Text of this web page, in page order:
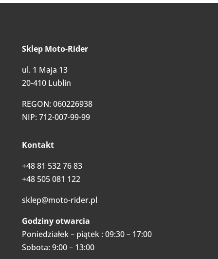
Sklep Moto-Rider
ul. 1 Maja 13
20-410 Lublin
REGON: 060226938
NIP: 712-007-99-99
Kontakt
+48 81 532 76 83
+48 505 081 122
sklep@moto-rider.pl
Godziny otwarcia
Poniedziałek – piątek : 09:30 – 17:00
Sobota: 9:00 – 13:00